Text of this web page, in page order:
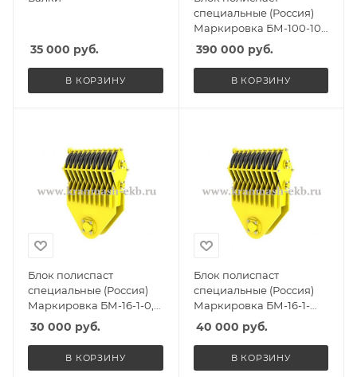
35 000 руб.
В КОРЗИНУ
специальные (Россия)
Маркировка БМ-100-10-
ССО, Масса 1850кг,
Количество роликов 10,
Г/п 60т
390 000 руб.
В КОРЗИНУ
Блок полиспаст
специальные (Россия)
Маркировка БМ-16-1-0,
Масса 120кг, Количество
роликов 1, Г/п 12,5т
30 000 руб.
В КОРЗИНУ
Блок полиспаст
специальные (Россия)
Маркировка БМ-16-1-
СГО, Масса 180кг,
Количество роликов 1, Г/
п 12,5т
40 000 руб.
В КОРЗИНУ